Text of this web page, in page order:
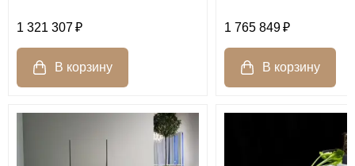
1 321 307 1 765 849